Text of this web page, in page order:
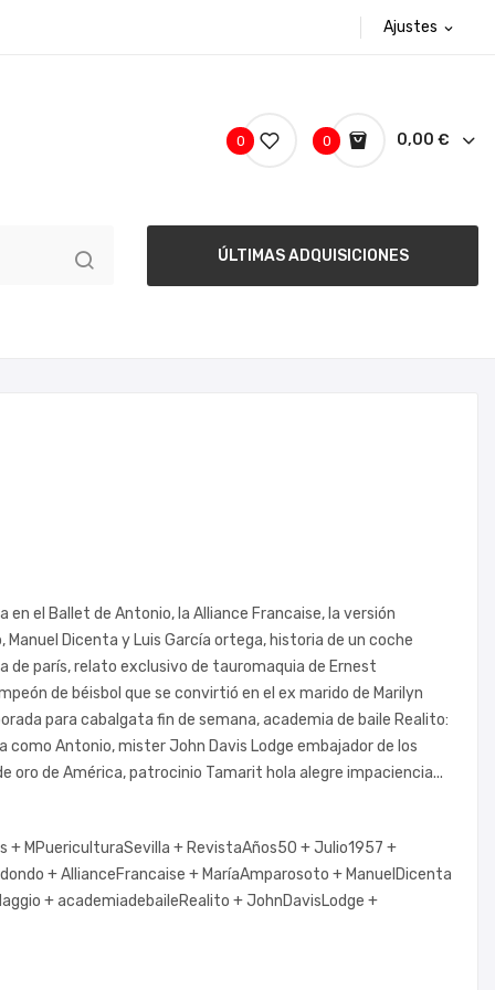
Ajustes expand_more
0 0,00 €
0
ÚLTIMAS ADQUISICIONES
el Ballet de Antonio, la Alliance Francaise, la versión
Dicenta y Luis García ortega, historia de un coche
de parís, relato exclusivo de tauromaquia de Ernest
de béisbol que se convirtió en el ex marido de Marilyn
para cabalgata fin de semana, academia de baile Realito:
Antonio, mister John Davis Lodge embajador de los
oro de América, patrocinio Tamarit hola alegre impaciencia...
+ MPuericulturaSevilla + RevistaAños50 +Julio1957 +
+AllianceFrancaise + MaríaAmparosoto + ManuelDicenta
+academiadebaileRealito +JohnDavisLodge +